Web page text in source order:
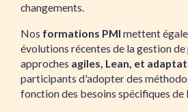
changements.
Nos formations PMI mettent
évolutions récentes de la gestion
approches agiles, Lean, et
participants d'adopter des
fonction des besoins spécifiques de